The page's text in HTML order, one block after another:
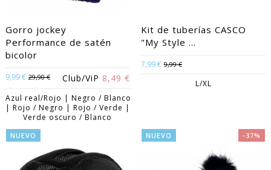
Gorro jockey
Performance de satén
bicolor
9,99 € 29,90 € Club/ViP 8,49 €
Azul real/Rojo | Negro / Blanco
| Rojo / Negro | Rojo / Verde |
Verde oscuro / Blanco
Kit de tuberías CASCO
"My Style ...
7,99 € 9,99 €
L/XL
NUEVO NUEVO -37%